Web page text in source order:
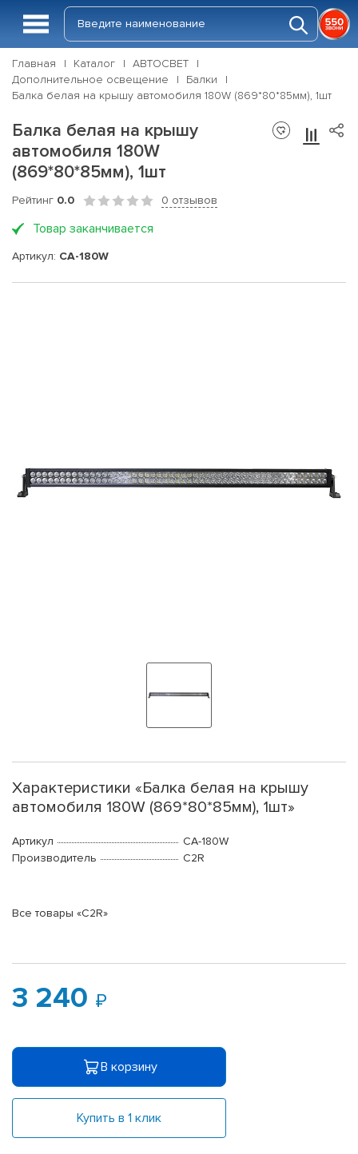
Главная Каталог
АВТОСВЕТ
Дополнительное освещение
Балки
Балка белая на крышу автомобиля 180W (869*80*85мм), 1шт
Балка белая на крышу
автомобиля 180W
(869*80*85мм), 1шт
Рейтинг 0.0 0 отзывов
Товар заканчивается
Артикул: CA-180W
Характеристики «Балка белая на крышу
автомобиля 180W (869*80*85мм), 1шт»
Артикул
CA-180W
Производитель
C2R
Все товары «C2R»
3 240
В корзину
Купить в 1 клик